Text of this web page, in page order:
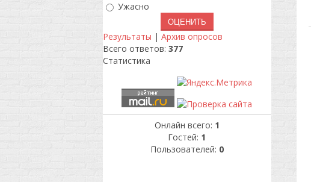
Ужасно
Результаты | Архив опросов
Всего ответов: 377
Статистика
Онлайн всего: 1
Гостей: 1
Пользователей: 0